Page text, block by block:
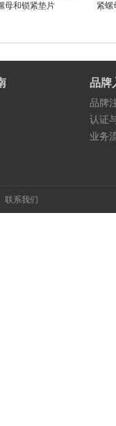
母和锁紧垫片
紧螺
品牌
品牌
认证
业务
联系我们